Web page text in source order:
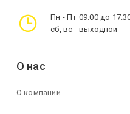
Пн - Пт 09.00 до
сб, вс - выходной
О нас
О компании